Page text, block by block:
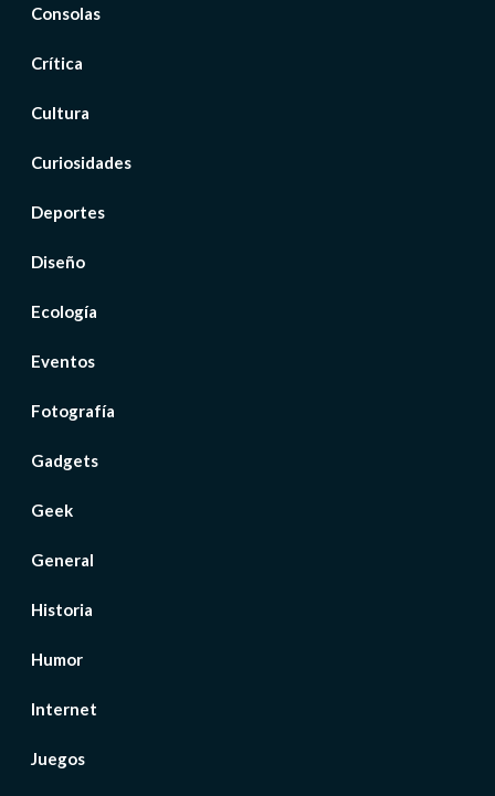
Consolas
Crítica
Cultura
Curiosidades
Deportes
Diseño
Ecología
Eventos
Fotografía
Gadgets
Geek
General
Historia
Humor
Internet
Juegos